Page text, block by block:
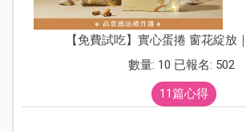
【免費試吃】實心蛋捲 窗花綻放
數量: 10 已報名: 502
11篇心得